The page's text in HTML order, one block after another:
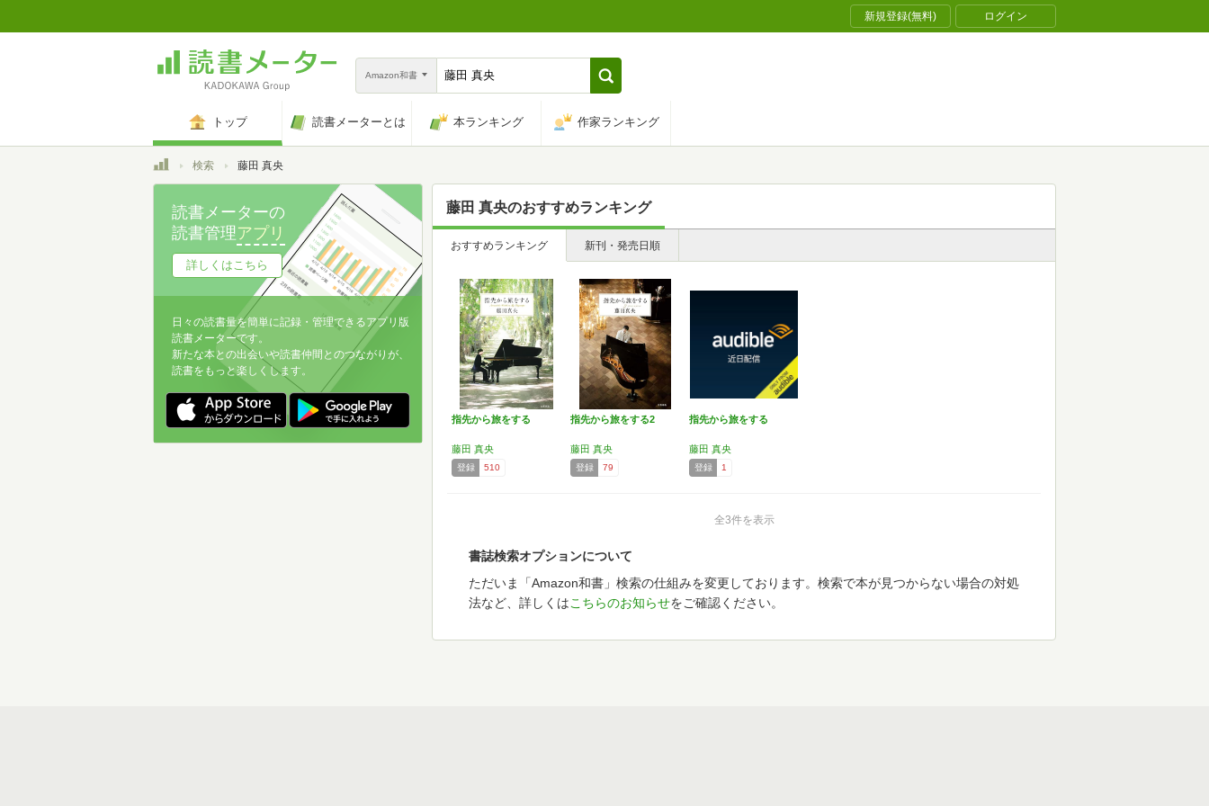
新規登録(無料) ログイン
Amazon和書
トップ 読書メーターとは 本ランキング 作家ランキング
トップ検索 藤田 真央
藤田 真央のおすすめランキング
おすすめランキング 新刊・発売日順
指先から旅をする
藤田 真央
登録 510
指先から旅をする2
藤田 真央
登録 79
指先から旅をする
藤田 真央
登録 1
全3件を表示
書誌検索オプションについて
ただいま「Amazon和書」検索の仕組みを変更しております。検索で本が見つからない場合の対処
法など、詳しくはこちらのお知らせをご確認ください。
読書メーターの
読書管理アプリ
詳しくはこちら
日々の読書量を簡単に記録・管理できるアプリ版
読書メーターです。
新たな本との出会いや読書仲間とのつながりが、
読書をもっと楽しくします。